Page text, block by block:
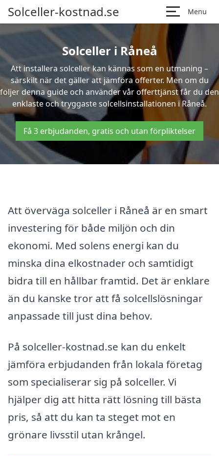
Solceller-kostnad.se Menu
Solceller i Råneå
Att installera solceller kan kännas som en utmaning –
särskilt när det gäller att jämföra offerter. Men om du
följer denna guide och använder vår offerttjänst får du den
enklaste och tryggaste solcellsinstallationen i Råneå.
Få 3 erbjudanden, gratis och utan förpliktelser
Att överväga solceller i Råneå är en smart
investering för både miljön och din
ekonomi. Med solens energi kan du
minska dina elkostnader och samtidigt
bidra till en hållbar framtid. Det är enklare
än du kanske tror att få solcellslösningar
anpassade till just dina behov.
På solceller-kostnad.se kan du enkelt
jämföra erbjudanden från lokala företag
som specialiserar sig på solceller. Vi
hjälper dig att hitta rätt lösning till bästa
pris, så att du kan ta steget mot en
grönare livsstil utan krångel.